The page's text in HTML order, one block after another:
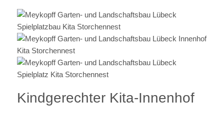
Kindgerechter Kita-Innenhof